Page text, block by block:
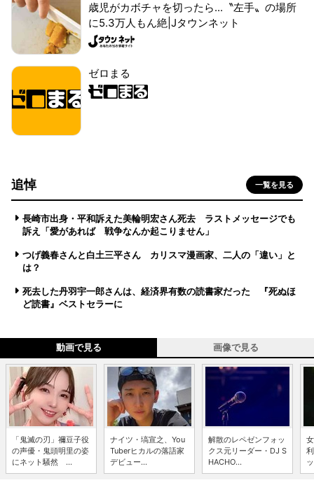
歳児がカボチャを切ったら...〝左手〟の場所
に5.3万人もん絶|Jタウンネット
ゼロまる
追悼 一覧を見る
長崎市出身・平和訴えた美輪明宏さん死去 ラストメッセージでも
訴え「愛があれば 戦争なんか起こりません」
つげ義春さんと白土三平さん カリスマ漫画家、二人の「違い」と
は？
死去した丹羽宇一郎さんは、経済界有数の読書家だった 『死ぬほ
ど読書』ベストセラーに
動画で見る 画像で見る
「鬼滅の刃」禰豆子役
の声優・鬼頭明里の姿
にネット騒然 ...
ナイツ・塙宣之、You
Tuberヒカルの落語家
デビュー...
解散のレペゼンフォッ
クス元リーダー・DJ S
HACHO...